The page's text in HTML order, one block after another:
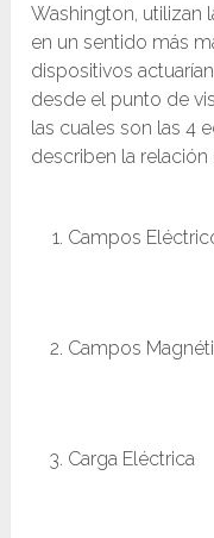
Washington, utilizan
en un sentido más
dispositivos
desde el punto de
las cuales son las 4
describen la relación
Campos
Campos
Carga Eléctrica